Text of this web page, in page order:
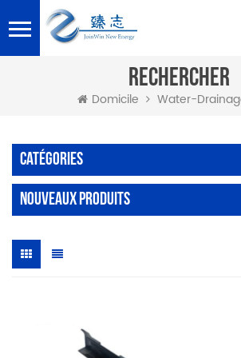
RECHERCHER
Domicile Water-
Catégories
Nouveaux Produits